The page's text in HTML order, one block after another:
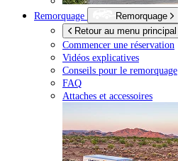
Remorquage
Remorquage
Retour au menu principal
Commencer une réservation
Vidéos explicatives
Conseils pour le remorquage
FAQ
Attaches et accessoires